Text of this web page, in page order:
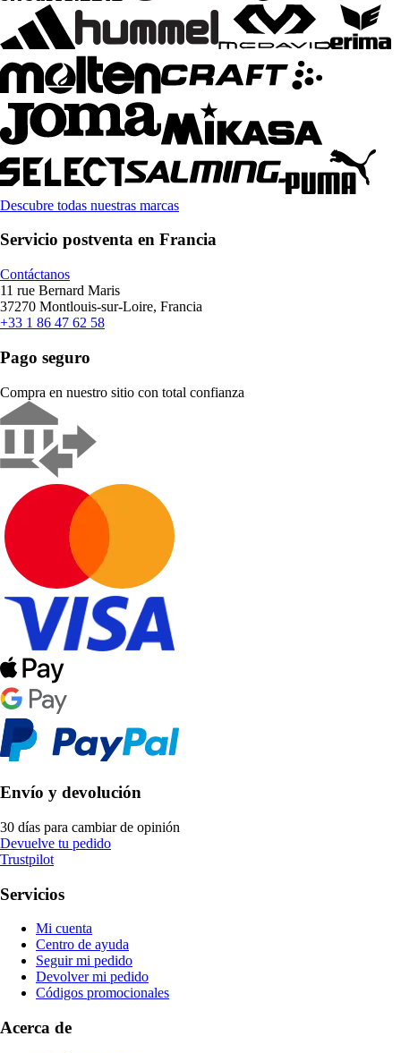
Descubre todas nuestras marcas
Servicio postventa en Francia
Contáctanos
11 rue Bernard Maris
37270 Montlouis-sur-Loire, Francia
+33 1 86 47 62 58
Pago seguro
Compra en nuestro sitio con total confianza
Envío y devolución
30 días para cambiar de opinión
Devuelve tu pedido
Trustpilot
Servicios
Mi cuenta
Centro de ayuda
Seguir mi pedido
Devolver mi pedido
Códigos promocionales
Acerca de